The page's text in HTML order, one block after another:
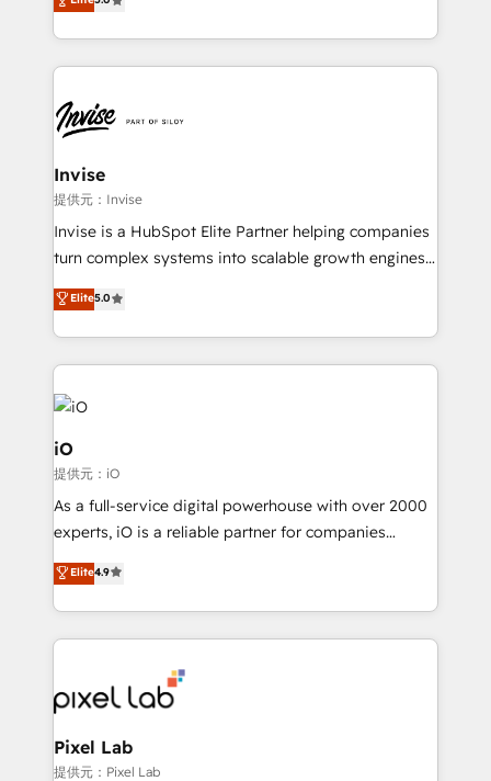
much Benelux companies as possible to be
bespoke approach for every client. Services include
business growth strategies, sales enablement, CRM
set-up, Migrations, Integrations, Enterprise level
Ops Hub Software, inbound marketing strategy,
content strategies, branding, HubSpot CMS,
bespoke web apps and growth driven design
websites. Experienced in helping Global B2B
Manufacturers, Fintech, Professional Services, IT and
SaaS industries.
Invise
提供元：Invise
Invise is a HubSpot Elite Partner helping companies
turn complex systems into scalable growth engines.
We combine strategy, technology and change
management to drive measurable results. As part of
the fast-growing Siloy Group, we unite more than
250+ HubSpot experts across Europe – ready to
build a CRM architecture optimized to support your
business goals. Talk to us if you’re looking to: -
Connect marketing, sales and operations around one
reliable source of truth - Unlock the full value of your
CRM and marketing data, not just implement a
system - Accelerate impact with a partner who
Elite5.0
iO
提供元：iO
As a full-service digital powerhouse with over 2000
experts, iO is a reliable partner for companies
looking to strengthen their position in the fields of
marketing, technology, content, strategy and
creation. iO combines in-depth knowledge on both
the marketing and technology end of HubSpot,
from end-to-end. Teams of marketing specialists,
developers, copywriters and designers work side by
side to meet the specific demands of every client
and project. Dedicated HubSpot teams combine all
Elite4.9
Pixel Lab
提供元：Pixel Lab